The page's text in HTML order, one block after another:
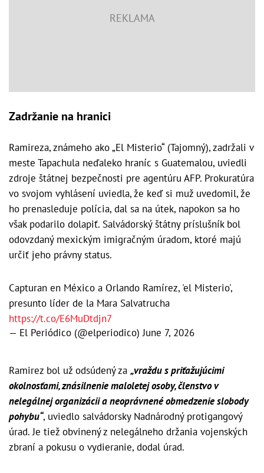
Zadržanie na hranici
Ramireza, známeho ako „El Misterio“ (Tajomný), zadržali v
meste Tapachula neďaleko hraníc s Guatemalou, uviedli
zdroje štátnej bezpečnosti pre agentúru AFP. Prokuratúra
vo svojom vyhlásení uviedla, že keď si muž uvedomil, že
ho prenasleduje polícia, dal sa na útek, napokon sa ho
však podarilo dolapiť. Salvádorský štátny príslušník bol
odovzdaný mexickým imigračným úradom, ktoré majú
určiť jeho právny status.
Capturan en México a Orlando Ramírez, 'el Misterio',
presunto líder de la Mara Salvatrucha
https://t.co/E6MuDtdjn7
— El Periódico (@elperiodico)June 7, 2026
Ramirez bol už odsúdený za „vraždu s priťažujúcimi
okolnosťami, znásilnenie maloletej osoby, členstvo v
nelegálnej organizácii a neoprávnené obmedzenie slobody
pohybu“, uviedlo salvádorsky Nadnárodný protigangový
úrad. Je tiež obvinený z nelegálneho držania vojenských
zbraní a pokusu o vydieranie, dodal úrad.